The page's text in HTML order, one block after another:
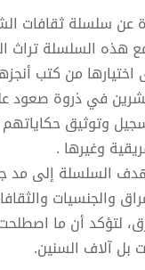
عن سلسلة ثقافات
اختيارها من كتب
في ذروة صعود
وتوثيق
وغيرها .
السلسلة إلى مد
والجنسيات
لتؤكد أن ما
بل آلاف السنين.